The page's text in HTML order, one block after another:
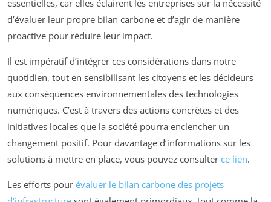
essentielles, car elles éclairent les entreprises sur la nécessité
d’évaluer leur propre bilan carbone et d’agir de manière
proactive pour réduire leur impact.
Il est impératif d’intégrer ces considérations dans notre
quotidien, tout en sensibilisant les citoyens et les décideurs
aux conséquences environnementales des technologies
numériques. C’est à travers des actions concrètes et des
initiatives locales que la société pourra enclencher un
changement positif. Pour davantage d’informations sur les
solutions à mettre en place, vous pouvez consulter ce lien.
Les efforts pour évaluer le bilan carbone des projets